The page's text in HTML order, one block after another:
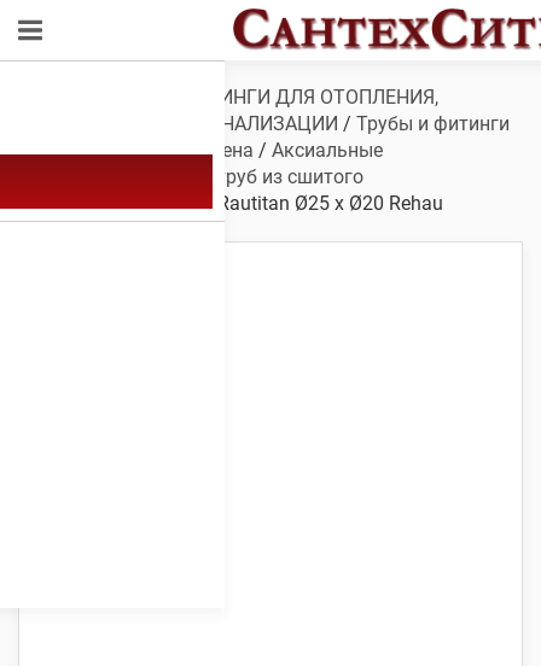
ТРУБЫ И ФИТИНГИ ДЛЯ ОТОПЛЕНИЯ,
ВОДОСНАБЖЕНИЯ, КАНАЛИЗАЦИИ / Трубы и фитинги
для сшитого полиэтилена / Аксиальные
Муфта для труб из сшитого
полиэтилена/ Муфта Rautitan Ø25 х Ø20 Rehau